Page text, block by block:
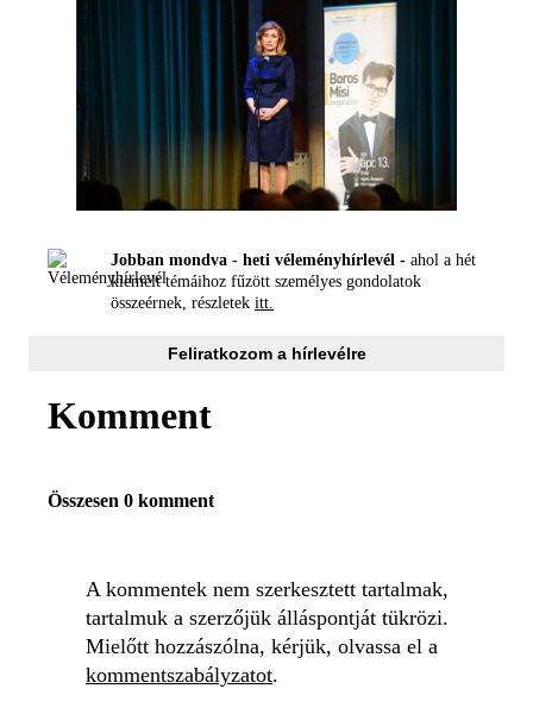
Jobban mondva - heti véleményhírlevél - ahol a hét
kiemelt témáihoz fűzött személyes gondolatok
összeérnek, részletek itt.
Feliratkozom a hírlevélre
Komment
Összesen 0 komment
A kommentek nem szerkesztett tartalmak,
tartalmuk a szerzőjük álláspontját tükrözi.
Mielőtt hozzászólna, kérjük, olvassa el a
kommentszabályzatot.